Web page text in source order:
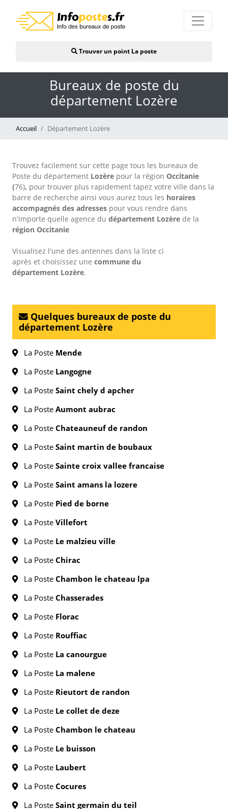
Trouver un point La poste
Bureaux de poste du
département Lozère
Accueil Département Lozère
Trouvez facilement sur cette page tous les bureaux de
Poste du département Lozère pour la région Occitanie
(76), pour trouver plus rapidement tapez votre ville dans la
barre de recherche ainsi vous aurez tous les horaires
accompagnés des adresses pour vous rendre dans
n'importe quelle agence du département Lozère de la
région Occitanie
Visualisez l'une des antennes dans la liste ci
après et choisissez une commune du
département Lozère.
Quelques bureaux de poste du
département Lozère
La Poste Mende
La Poste Langogne
La Poste Saint chely d apcher
La Poste Aumont aubrac
La Poste Chateauneuf de randon
La Poste Saint martin de boubaux
La Poste Sainte croix vallee francaise
La Poste Saint amans la lozere
La Poste Pied de borne
La Poste Villefort
La Poste Le malzieu ville
La Poste Chirac
La Poste Chambon le chateau lpa
La Poste Chasserades
La Poste Florac
La Poste Rouffiac
La Poste La canourgue
La Poste La malene
La Poste Rieutort de randon
La Poste Le collet de deze
La Poste Chambon le chateau
La Poste Le buisson
La Poste Laubert
La Poste Cocures
La Poste Saint germain du teil